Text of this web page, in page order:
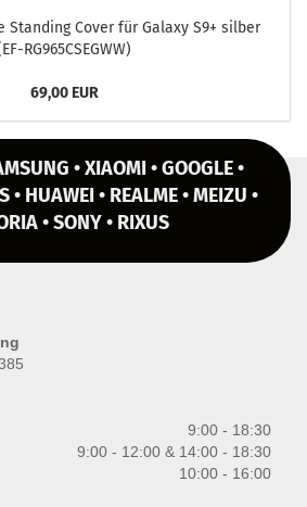
Stan­ding Cover für Ga­la­xy S9+ sil­ber
​RG965CSEGWW)
69,00 EUR
• XIAOMI • GOOGLE •
• HUAWEI • REALME • MEIZU •
• SONY • RIXUS
9:00 - 18:30
9:00 - 12:00 & 14:00 - 18:30
10:00 - 16:00